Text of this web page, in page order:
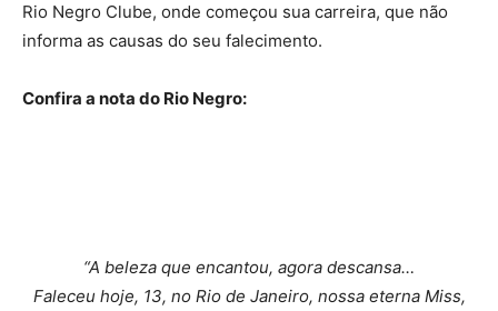
Rio Negro Clube, onde começou sua carreira, que não
informa as causas do seu falecimento.
Confira a nota do Rio Negro:
“A beleza que encantou, agora descansa…
Faleceu hoje, 13, no Rio de Janeiro, nossa eterna Miss,